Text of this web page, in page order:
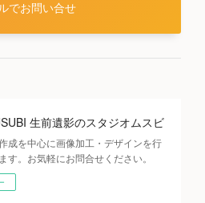
でお問い合せ
生前遺影のスタジオムスビ
成を中心に画像加工・デザインを行
す。お気軽にお問合せください。